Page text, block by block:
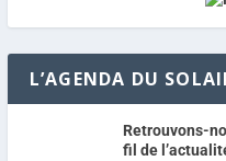
L’AGENDA DU
Retrouvons-
fil de